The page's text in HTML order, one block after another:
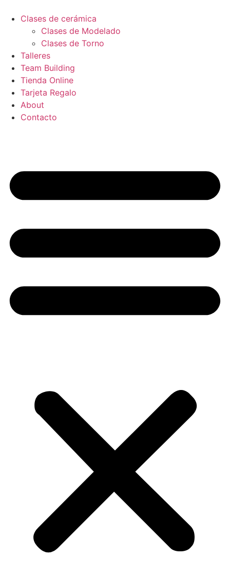
contenido
Clases de cerámica
Clases de Modelado
Clases de Torno
Talleres
Team Building
Tienda Online
Tarjeta Regalo
About
Contacto